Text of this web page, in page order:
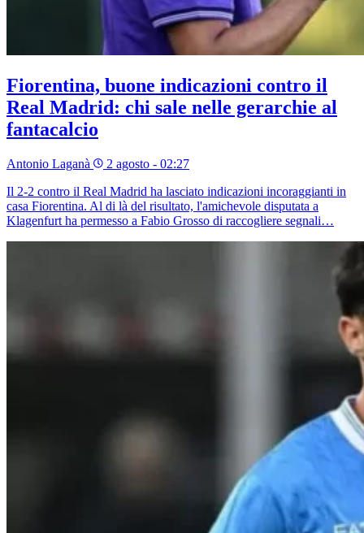
Fiorentina, buone indicazioni contro il
Real Madrid: chi sale nelle gerarchie al
fantacalcio
Antonio Laganà
2 agosto - 02:27
Il 2-2 contro il Real Madrid ha lasciato indicazioni incoraggianti in
casa Fiorentina. Al di là del risultato, l'amichevole disputata a
Klagenfurt ha permesso a Fabio Grosso di raccogliere segnali…